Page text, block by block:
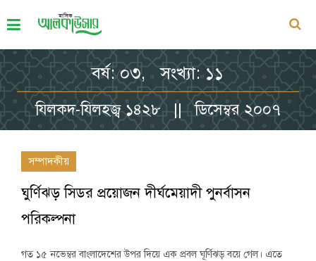
বর্ষ: ০৩, সংখ্যা: ১১
যিলকদ-যিলহজ্ব ১৪২৮ || ডিসেম্বর ২০০৭
সম্পাদকীয়
ঘুর্ণিঝড় সিডর প্রয়োজন দীর্ঘমেয়াদী পুনর্বাসন
পরিকল্পনা
গত ১৫ নভেম্বর বাংলাদেশের উপর দিয়ে এক প্রবল ঘূর্ণিঝড় বয়ে গেল। এতে